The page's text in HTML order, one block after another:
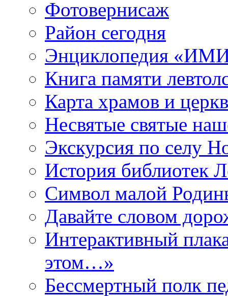
Фотовернисаж
Район сегодня
Энциклопедия «ИМИ
Книга памяти
Карта храмов и
Несвятые святые
Экскурсия по селу
История библиотек
Символ малой
Давайте словом
Интерактивный
этом…»
Бессмертный полк